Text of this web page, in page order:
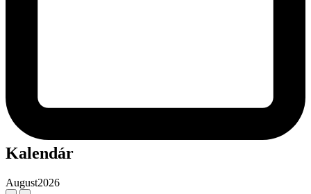
Kalendár
August2026